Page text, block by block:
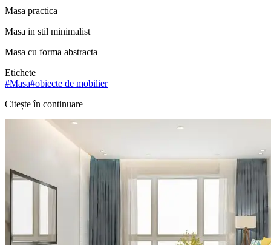
Masa practica
Masa in stil minimalist
Masa cu forma abstracta
Etichete
#Masa#obiecte de mobilier
Citește în continuare